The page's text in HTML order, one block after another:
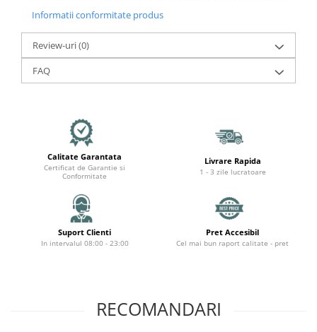
Plăcuțe de frână
Cabluri de frână
Manete de frână
Consumabile & Unelte
Organizatoare cabluri
Unelte & truse
Adezivi & pastă termoconductoare
Rulouri de nichel
Tuburi termocontractabile
Șuruburi / kituri prindere
Publicitate & elemente expo
Informatii conformitate produs
Review-uri(0)
FAQ
Calitate Garantata
Certificat de Garantie si
Conformitate
Livrare Rapida
1 - 3 zile lucratoare
Suport Clienti
In intervalul 08:00 - 23:00
Pret Accesibil
Cel mai bun raport calitate - pret
RECOMANDARI